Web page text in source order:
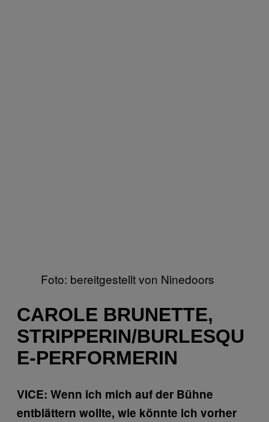
Foto: bereitgestellt von Ninedoors
CAROLE BRUNETTE,
STRIPPERIN/BURLESQU
E-PERFORMERIN
VICE: Wenn ich mich auf der Bühne
entblättern wollte, wie könnte ich vorher